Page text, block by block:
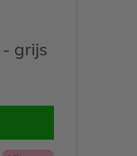
grijs